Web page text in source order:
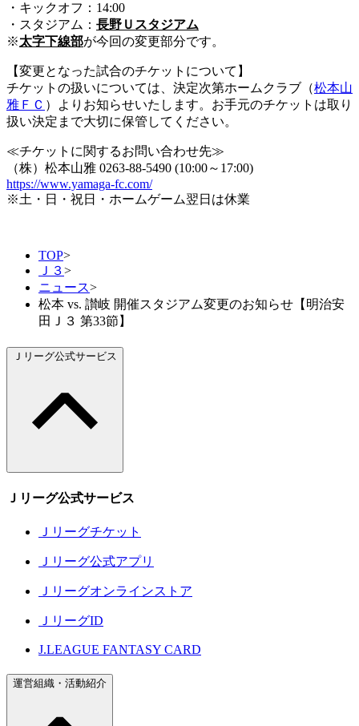
・キックオフ：14:00
・スタジアム： 長野Ｕスタジアム
※太字下線部が今回の変更部分です。
【変更となった試合のチケットについて】
チケットの扱いについては、決定次第ホームクラブ（松本山
雅ＦＣ ）よりお知らせいたします。お手元のチケットは取り
扱い決定まで大切に保管してください。
≪チケットに関するお問い合わせ先≫
（株）松本山雅 0263-88-5490 (10:00～17:00)
https://www.yamaga-fc.com/
※土・日・祝日・ホームゲーム翌日は休業
TOP>
Ｊ３>
ニュース>
松本 vs. 讃岐 開催スタジアム変更のお知らせ【明治安
田Ｊ３ 第33節】
Ｊリーグ公式サービス
Ｊリーグ公式サービス
Ｊリーグチケット
Ｊリーグ公式アプリ
Ｊリーグオンラインストア
ＪリーグID
J.LEAGUE FANTASY CARD
運営組織・活動紹介